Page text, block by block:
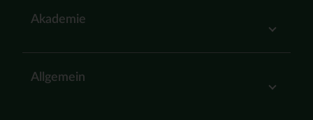
Akademie
Allgemein